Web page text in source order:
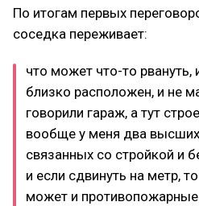
По итогам первых
соседка переживает:
что может что-то
близко расположен, и не
говорили гараж, а тут
вообще у меня два
связанных со стройкой и
и если сдвинуть на метр,
может и противопожарные